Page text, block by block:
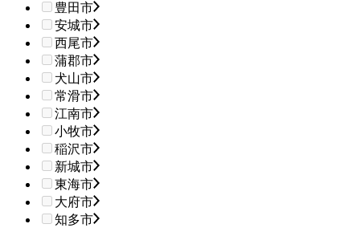
豊田市
安城市
西尾市
蒲郡市
犬山市
常滑市
江南市
小牧市
稲沢市
新城市
東海市
大府市
知多市